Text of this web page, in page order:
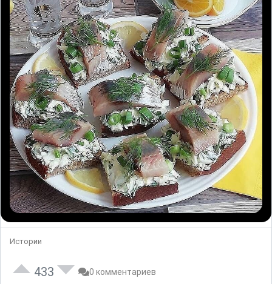
Истории
433 0 комментариев